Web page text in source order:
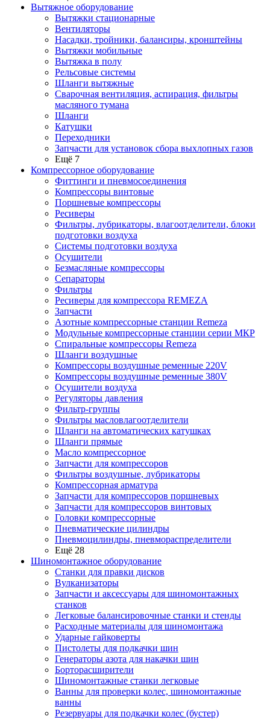
Вытяжное оборудование
Вытяжки стационарные
Вентиляторы
Насадки, тройники, балансиры, кронштейны
Вытяжки мобильные
Вытяжка в полу
Рельсовые системы
Шланги вытяжные
Сварочная вентиляция, аспирация, фильтры
масляного тумана
Шланги
Катушки
Переходники
Запчасти для установок сбора выхлопных газов
Ещё 7
Компрессорное оборудование
Фиттинги и пневмосоединения
Компрессоры винтовые
Поршневые компрессоры
Ресиверы
Фильтры, лубрикаторы, влагоотделители, блоки
подготовки воздуха
Системы подготовки воздуха
Осушители
Безмасляные компрессоры
Сепараторы
Фильтры
Ресиверы для компрессора REMEZA
Запчасти
Азотные компрессорные станции Remeza
Модульные компрессорные станции серии МКР
Спиральные компрессоры Remeza
Шланги воздушные
Компрессоры воздушные ременные 220V
Компрессоры воздушные ременные 380V
Осушители воздуха
Регуляторы давления
Фильтр-группы
Фильтры масловлагоотделители
Шланги на автоматических катушках
Шланги прямые
Масло компрессорное
Запчасти для компрессоров
Фильтры воздушные, лубрикаторы
Компрессорная арматура
Запчасти для компрессоров поршневых
Запчасти для компрессоров винтовых
Головки компрессорные
Пневматические цилиндры
Пневмоцилиндры, пневмораспределители
Ещё 28
Шиномонтажное оборудование
Станки для правки дисков
Вулканизаторы
Запчасти и аксессуары для шиномонтажных
станков
Легковые балансировочные станки и стенды
Расходные материалы для шиномонтажа
Ударные гайковерты
Пистолеты для подкачки шин
Генераторы азота для накачки шин
Борторасширители
Шиномонтажные станки легковые
Ванны для проверки колес, шиномонтажные
ванны
Резервуары для подкачки колес (бустер)